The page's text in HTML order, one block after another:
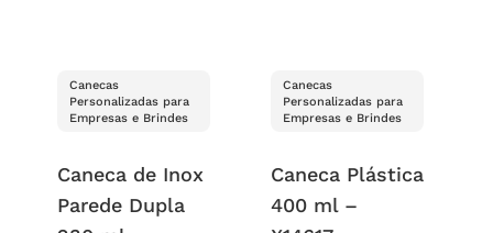
Canecas
Personalizadas para
Empresas e Brindes
Caneca de Inox
Parede Dupla
Canecas
Personalizadas para
Empresas e Brindes
Caneca Plástica
400 ml –